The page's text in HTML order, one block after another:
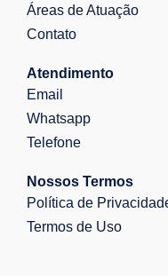
Áreas de Atuação
Contato
Atendimento
Email
Whatsapp
Telefone
Nossos Termos
Política de
Termos de Uso